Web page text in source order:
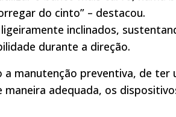
do cinto” – destacou.
inclinados,
durante a direção.
a manutenção preventiva, de
adequada, os